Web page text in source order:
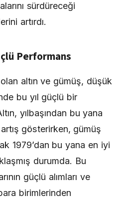
sürdüreceği
artırdı.
Performans
altın ve gümüş, düşük
bu yıl güçlü bir
yılbaşından bu yana
gösterirken, gümüş
1979’dan bu yana en iyi
durumda. Bu
güçlü alımları ve
birimlerinden